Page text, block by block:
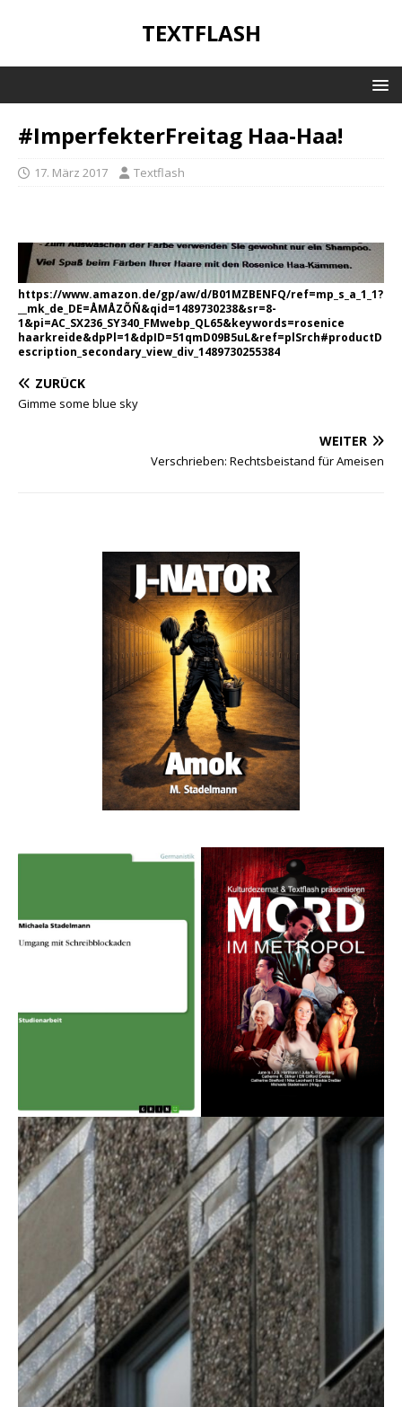
TEXTFLASH
#ImperfekterFreitag Haa-Haa!
17. März 2017 Textflash
https://www.amazon.de/gp/aw/d/B01MZBENFQ/ref=mp_s_a_1_1?
__mk_de_DE=ÅMÅZÕÑ&qid=1489730238&sr=8-
1&pi=AC_SX236_SY340_FMwebp_QL65&keywords=rosenice
haarkreide&dpPl=1&dpID=51qmD09B5uL&ref=plSrch#productD
escription_secondary_view_div_1489730255384
ZURÜCK
Gimme some blue sky
WEITER
Verschrieben: Rechtsbeistand für Ameisen